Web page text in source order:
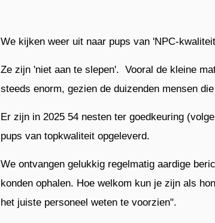
We kijken weer uit naar pups van 'NPC-
Ze zijn 'niet aan te slepen'. Vooral de kleine
steeds enorm, gezien de duizenden mensen
Er zijn in 2025 54 nesten ter goedkeuring
pups van topkwaliteit opgeleverd.
We ontvangen gelukkig regelmatig aardige
konden ophalen. Hoe welkom kun je zijn als
het juiste personeel weten te voorzien".